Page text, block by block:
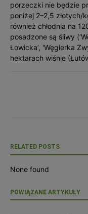
porzeczki nie będzie
poniżej 2–2,5 złotych/
również chłodnia na
posadzone są śliwy
Łowicka’, 'Węgierka
hektarach wiśnie
RELATED POSTS
None found
POWIĄZANE ARTYKUŁY